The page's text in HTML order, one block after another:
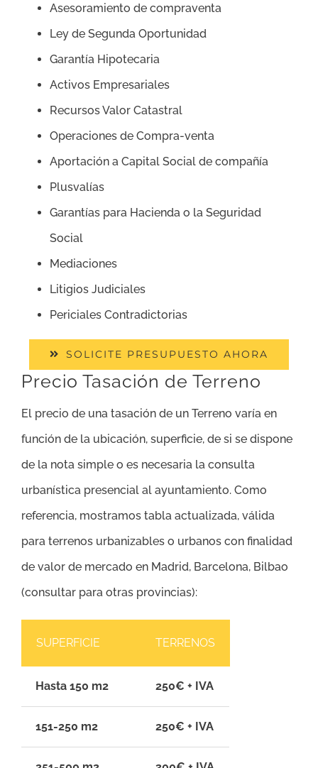
Asesoramiento de compraventa
Ley de Segunda Oportunidad
Garantía Hipotecaria
Activos Empresariales
Recursos Valor Catastral
Operaciones de Compra-venta
Aportación a Capital Social de compañía
Plusvalías
Garantías para Hacienda o la Seguridad
Social
Mediaciones
Litigios Judiciales
Periciales Contradictorias
SOLICITE PRESUPUESTO AHORA
Precio Tasación de Terreno
El precio de una tasación de un Terreno varía en
función de la ubicación, superficie, de si se dispone
de la nota simple o es necesaria la consulta
urbanística presencial al ayuntamiento. Como
referencia, mostramos tabla actualizada, válida
para terrenos urbanizables o urbanos con finalidad
de valor de mercado en Madrid, Barcelona, Bilbao
(consultar para otras provincias):
SUPERFICIE TERRENOS
Hasta 150 m2 250€ + IVA
151-250 m2 250€ + IVA